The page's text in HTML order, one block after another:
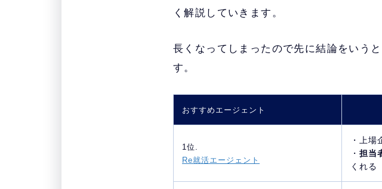
く解説していきます。
長くなってしまったので先に結論をいう
す。
おすすめエージェント
1位.
Re就活エージェント
・上
・ 担当
くれる